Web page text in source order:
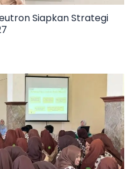
Siapkan Strategi